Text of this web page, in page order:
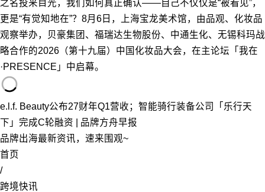
之名投来目光，我们如何真正确认——自己不仅仅是“被看见”，
更是“有觉知地在”？8月6日，上海宝龙美术馆，由品观、化妆品
观察举办，贝豪集团、福瑞达生物股份、中通生化、无锡科玛战
略合作的2026（第十九届）中国化妆品大会，在主论坛「我在
·PRESENCE」中启幕。
e.l.f. Beauty公布27财年Q1营收；智能骑行装备公司「乐行天
下」完成C轮融资 | 品牌方舟早报
品牌出海最新资讯，速来围观~
首页
/
跨境快讯